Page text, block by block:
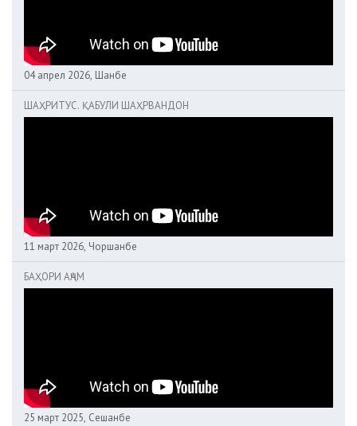
04 апрел 2026, Шанбе
ШАҲРИТУС. ҚАБУЛИ ШАҲРВАНДОН
11 март 2026, Чоршанбе
БАҲОРИ АҶАМ
25 март 2025, Сешанбе